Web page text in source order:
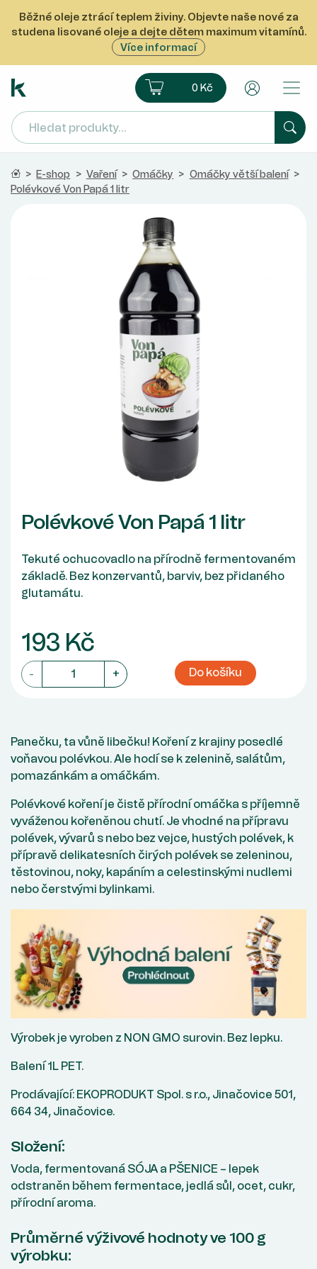
Běžné oleje ztrácí teplem živiny. Objevte naše nové za
studena lisované oleje a dejte dětem maximum vitamínů.
Více informací
Ekoprodukt e-shop Košík0 Kč
Domů
> E-shop > Vaření > Omáčky > Omáčky větší balení >
Polévkové Von Papá 1 litr
Polévkové Von Papá 1 litr
Tekuté ochucovadlo na přírodně fermentovaném
základě. Bez konzervantů, barviv, bez přidaného
glutamátu.
193 Kč
- + Do košíku
Panečku, ta vůně libečku! Koření z krajiny posedlé
voňavou polévkou. Ale hodí se k zelenině, salátům,
pomazánkám a omáčkám.
Polévkové koření je čistě přírodní omáčka s příjemně
vyváženou kořeněnou chutí. Je vhodné na přípravu
polévek, vývarů s nebo bez vejce, hustých polévek, k
přípravě delikatesních čirých polévek se zeleninou,
těstovinou, noky, kapáním a celestinskými nudlemi
nebo čerstvými bylinkami.
Výrobek je vyroben z NON GMO surovin. Bez lepku.
Balení 1L PET.
Prodávající: EKOPRODUKT Spol. s r.o., Jinačovice 501,
664 34, Jinačovice.
Složení:
Voda, fermentovaná SÓJA a PŠENICE – lepek
odstraněn během fermentace, jedlá sůl, ocet, cukr,
přírodní aroma.
Průměrné výživové hodnoty ve 100 g
výrobku: